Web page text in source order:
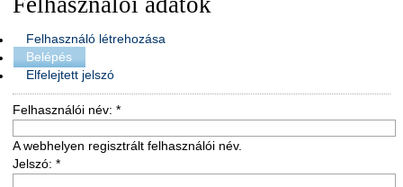
Felhasználó létrehozása
Belépés
Elfelejtett jelszó
Felhasználói név: *
A webhelyen regisztrált felhasználói név.
Jelszó: *